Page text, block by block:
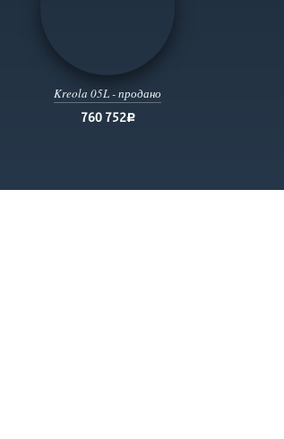
Kreola 05L - продано
760 752руб.